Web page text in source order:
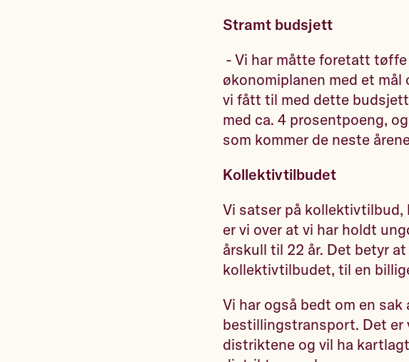
Stramt budsjett
- Vi har måtte foretatt
økonomiplanen med et
vi fått til med dette
med ca. 4 prosentpoeng,
som kommer de neste
Kollektivtilbudet
Vi satser på
er vi over at vi har holdt
årskull til 22 år. Det betyr
kollektivtilbudet, til en
Vi har også bedt om en
bestillingstransport. Det
distriktene og vil ha